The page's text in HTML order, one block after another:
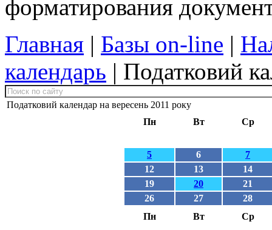
форматирования
Главная | Базы on-line |
календарь | Податковий
Податковий календар на вересень 2011 року
Пн
Вт Ср
5 6
7
12
13
14
19
20
21
26
27
28
Пн
Вт Ср